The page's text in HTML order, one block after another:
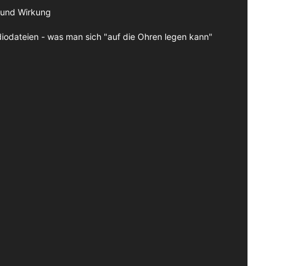
Wirkung
- was man sich "auf die Ohren legen kann"